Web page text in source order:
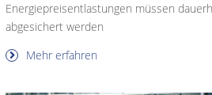
Energiepreisentlastungen müssen
abgesichert werden
Mehr erfahren